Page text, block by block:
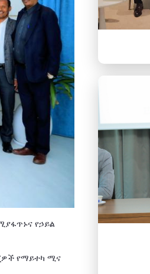
የኃይል
የማይተካ ሚና